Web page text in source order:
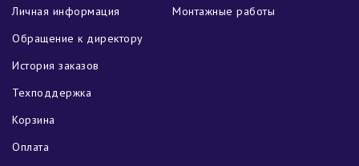
Личная информация
Обращение к директору
История заказов
Техподдержка
Корзина
Оплата
Монтажные работы